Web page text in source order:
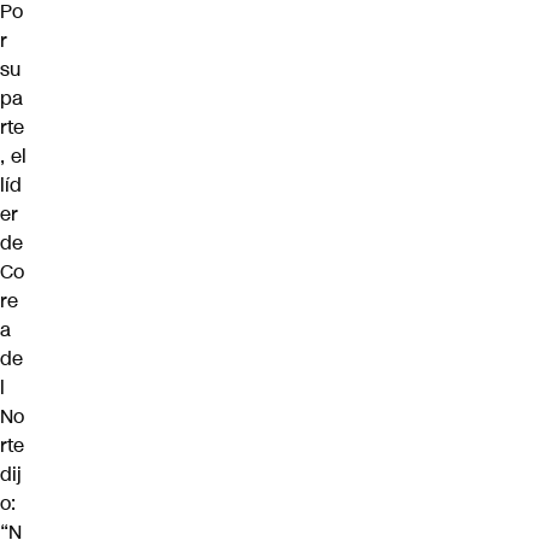
Po
r
su
pa
rte
, el
líd
er
de
Co
re
a
de
l
No
rte
dij
o:
“N